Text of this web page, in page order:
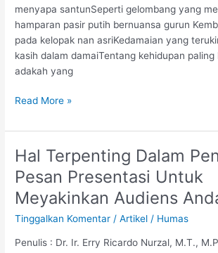
menyapa santunSeperti gelombang yang
hamparan pasir putih bernuansa gurun
pada kelopak nan asriKedamaian yang
kasih dalam damaiTentang kehidupan paling
adakah yang
Read More »
Hal Terpenting Dalam
Pesan Presentasi Untuk
Meyakinkan Audiens
Tinggalkan Komentar /Artikel / Humas
Penulis : Dr. Ir. Erry Ricardo Nurzal, M.T.,
Hal
Terpenting
Dalam
Penyampaian
Pesan
Untuk